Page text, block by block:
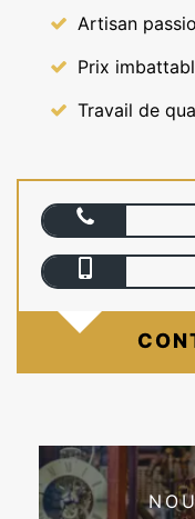
Artisan
Prix
Travail de